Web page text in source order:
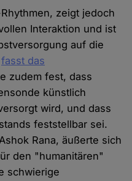
zeigt jedoch
Interaktion und ist
auf die
fasst das
zudem fest, dass
künstlich
wird, und dass
feststellbar sei.
Rana, äußerte sich
den "humanitären"
schwierige